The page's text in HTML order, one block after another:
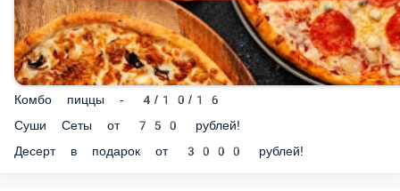
Комбо пиццы - 4/10/16